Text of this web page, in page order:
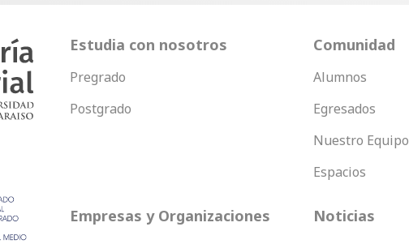
Estudia con nosotros
Pregrado
Postgrado
Comunidad
Alumnos
Egresados
Nuestro Equipo
Espacios
Empresas y Organizaciones Noticias